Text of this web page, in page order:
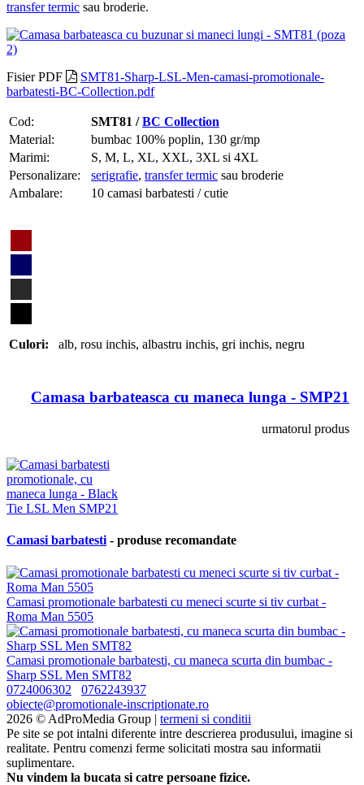
transfer termic sau broderie.
Fisier PDF
SMT81-Sharp-LSL-Men-camasi-promotionale-
barbatesti-BC-Collection.pdf
Cod: SMT81 /BC Collection
Material:
bumbac 100% poplin, 130 gr/mp
Marimi:
S, M, L, XL, XXL, 3XL si 4XL
Personalizare:
serigrafie, transfer termic sau broderie
Ambalare:
10 camasi barbatesti / cutie
Culori: alb, rosu inchis, albastru inchis, gri inchis, negru
Camasa barbateasca cu maneca lunga - SMP21
urmatorul produs
Camasi barbatesti - produse recomandate
Camasi promotionale barbatesti cu meneci scurte si tiv curbat -
Roma Man 5505
Camasi promotionale barbatesti, cu maneca scurta din bumbac -
Sharp SSL Men SMT82
0724006302
0762243937
obiecte@promotionale-inscriptionate.ro
2026 © AdProMedia Group | termeni si conditii
Pe site se pot intalni diferente intre descrierea produsului, imagine si
realitate. Pentru comenzi ferme solicitati mostra sau informatii
suplimentare.
Nu vindem la bucata si catre persoane fizice.